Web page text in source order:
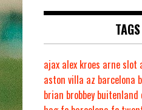
TAGS
ajax alex kroes arne slot
aston villa az barcelona
brian brobbey buitenland